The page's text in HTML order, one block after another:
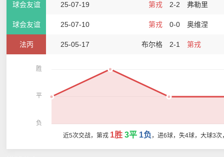
球会友谊 25-07-19 第戎 2-2 弗勒里
球会友谊 25-07-10 第戎 0-0 奥维涅
法丙 25-05-17 布尔格 2-1 第戎
胜
平
负
近5次交战，第戎 1胜 3平 1负 ，进6球，失4球，大球3次